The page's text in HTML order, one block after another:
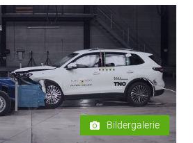
Bildergalerie